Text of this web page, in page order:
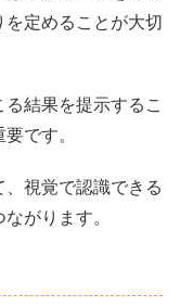
定めることが大切
結果を提示するこ
です。
視覚で認識できる
がります。